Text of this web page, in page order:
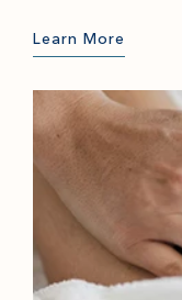
Learn More